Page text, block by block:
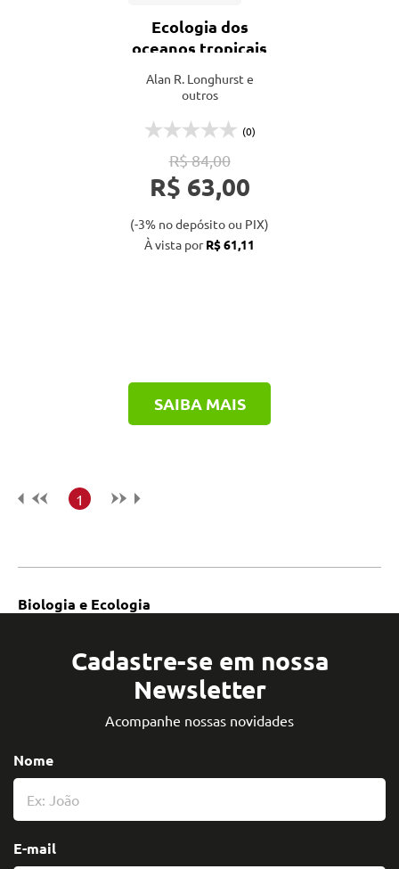
Ecologia dos
oceanos tropicais
Alan R. Longhurst e
outros
(0)
R$ 84,00
R$ 63,00
(-3% no depósito ou PIX)
À vista porR$ 61,11
SAIBA MAIS
1
Biologia e Ecologia
Cadastre-se em nossa
Newsletter
Acompanhe nossas novidades
Nome
E-mail